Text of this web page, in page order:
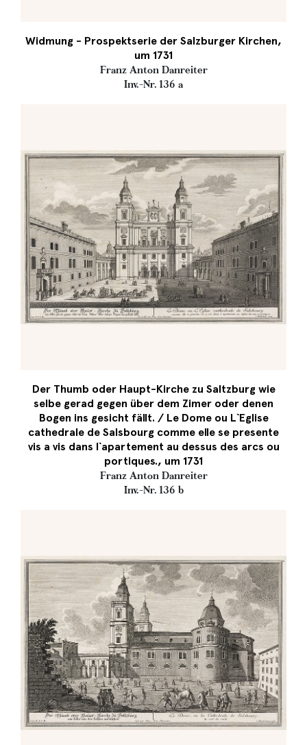
Widmung - Prospektserie der Salzburger Kirchen,
um 1731
Franz Anton Danreiter
Inv.-Nr. 136 a
Der Thumb oder Haupt-Kirche zu Saltzburg wie
selbe gerad gegen über dem Zimer oder denen
Bogen ins gesicht fällt. / Le Dome ou L`Eglise
cathedrale de Salsbourg comme elle se presente
vis a vis dans l`apartement au dessus des arcs ou
portiques., um 1731
Franz Anton Danreiter
Inv.-Nr. 136 b